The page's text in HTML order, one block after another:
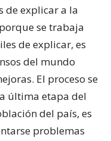
de explicar a la
se trabaja
de explicar, es
del mundo
El proceso se
última etapa del
del país, es
problemas